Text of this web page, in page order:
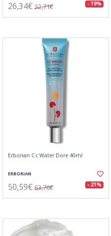
26,34€ 32,71€ - 19%
Erborian Cc Water Dore 40ml
ERBORIAN
50,59€ 63,76€ - 21%